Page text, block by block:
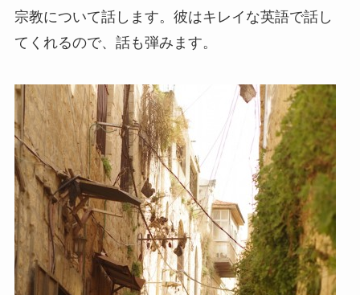
宗教について話します。彼はキレイな英語で話し
てくれるので、話も弾みます。